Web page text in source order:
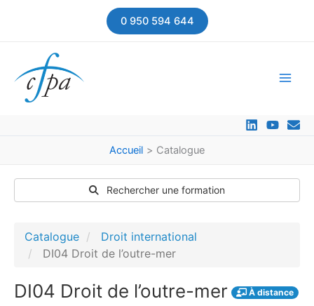
0 950 594 644
Accueil Catalogue
Rechercher une formation
Catalogue
Droit international
DI04 Droit de l’outre-mer
DI04 Droit de l’outre-mer À distance